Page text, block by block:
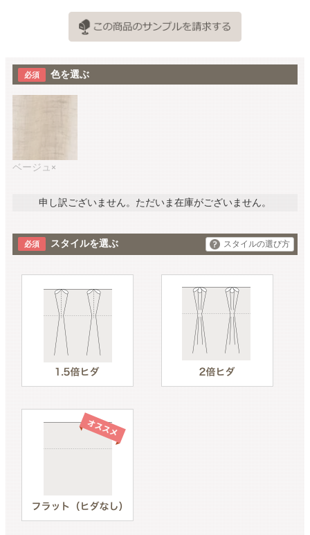
色を選ぶ
ベージュ ×
申し訳ございません。ただいま在庫がございません。
スタイルを選ぶ スタイルの選び方